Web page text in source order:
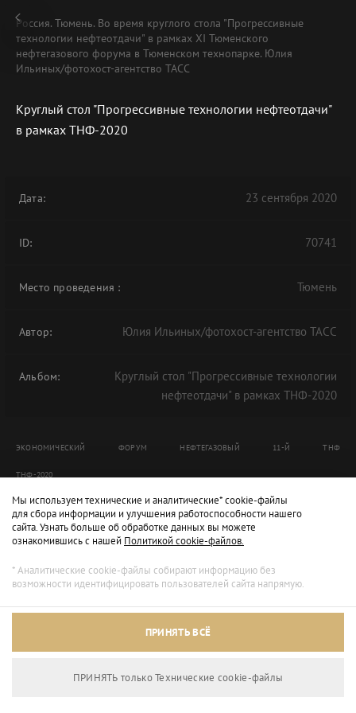
Россия. Тюмень. Во время круглого стола "Прогрессивные
технологии нефтеотдачи" в рамках XI Тюменского
нефтегазового форума в Тюменском технопарке. Юлия
Ильиных/фотохост-агентство ТАСС
Круглый стол "Прогрессивные технологии нефтеотдачи"
в рамках ТНФ-2020
Дата: 23 сентября 2020
ID: 70741
Место проведения : Тюмень
Автор: Юлия Ильиных/фотохост-агентство ТАСС
Альбом:
Круглый стол "Прогрессивные технологии
нефтеотдачи" в рамках ТНФ-2020
ЭКОНОМИЧЕСКИЙ ФОРУМ НЕФТЕГАЗОВЫЙ 11-Й ТНФ
ТНФ-2020
Мы используем технические и аналитические* cookie-файлы
для сбора информации и улучшения работоспособности нашего
сайта. Узнать больше об обработке данных вы можете
ознакомившись с нашей Политикой cookie-файлов.
* Аналитические cookie-файлы собирают информацию без
возможности идентифицировать пользователей сайта напрямую.
ПРИНЯТЬ ВСЁ
ПРИНЯТЬ только Технические сookie-файлы